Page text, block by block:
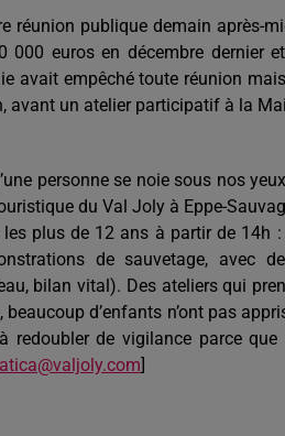
réunion publique demain après-
000 euros en décembre dernier
avait empêché toute réunion
avant un atelier participatif à la
personne se noie sous nos
du Val Joly à Eppe-
plus de 12 ans à partir de 14h
de sauvetage, avec
bilan vital). Des ateliers qui
d’enfants n’ont pas
redoubler de vigilance parce